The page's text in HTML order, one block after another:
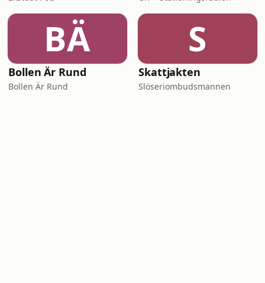
BÄ
Bollen Är Rund
Bollen Är Rund
S
Skattjakten
Slöseriombudsmannen